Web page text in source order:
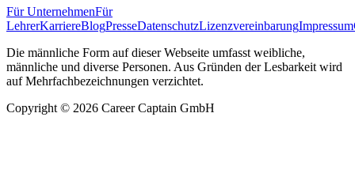
Für UnternehmenFür
LehrerKarriereBlogPresseDatenschutzLizenzvereinbarungImpressum
Die männliche Form auf dieser Webseite umfasst weibliche,
männliche und diverse Personen. Aus Gründen der Lesbarkeit wird
auf Mehrfachbezeichnungen verzichtet.
Copyright © 2026 Career Captain GmbH